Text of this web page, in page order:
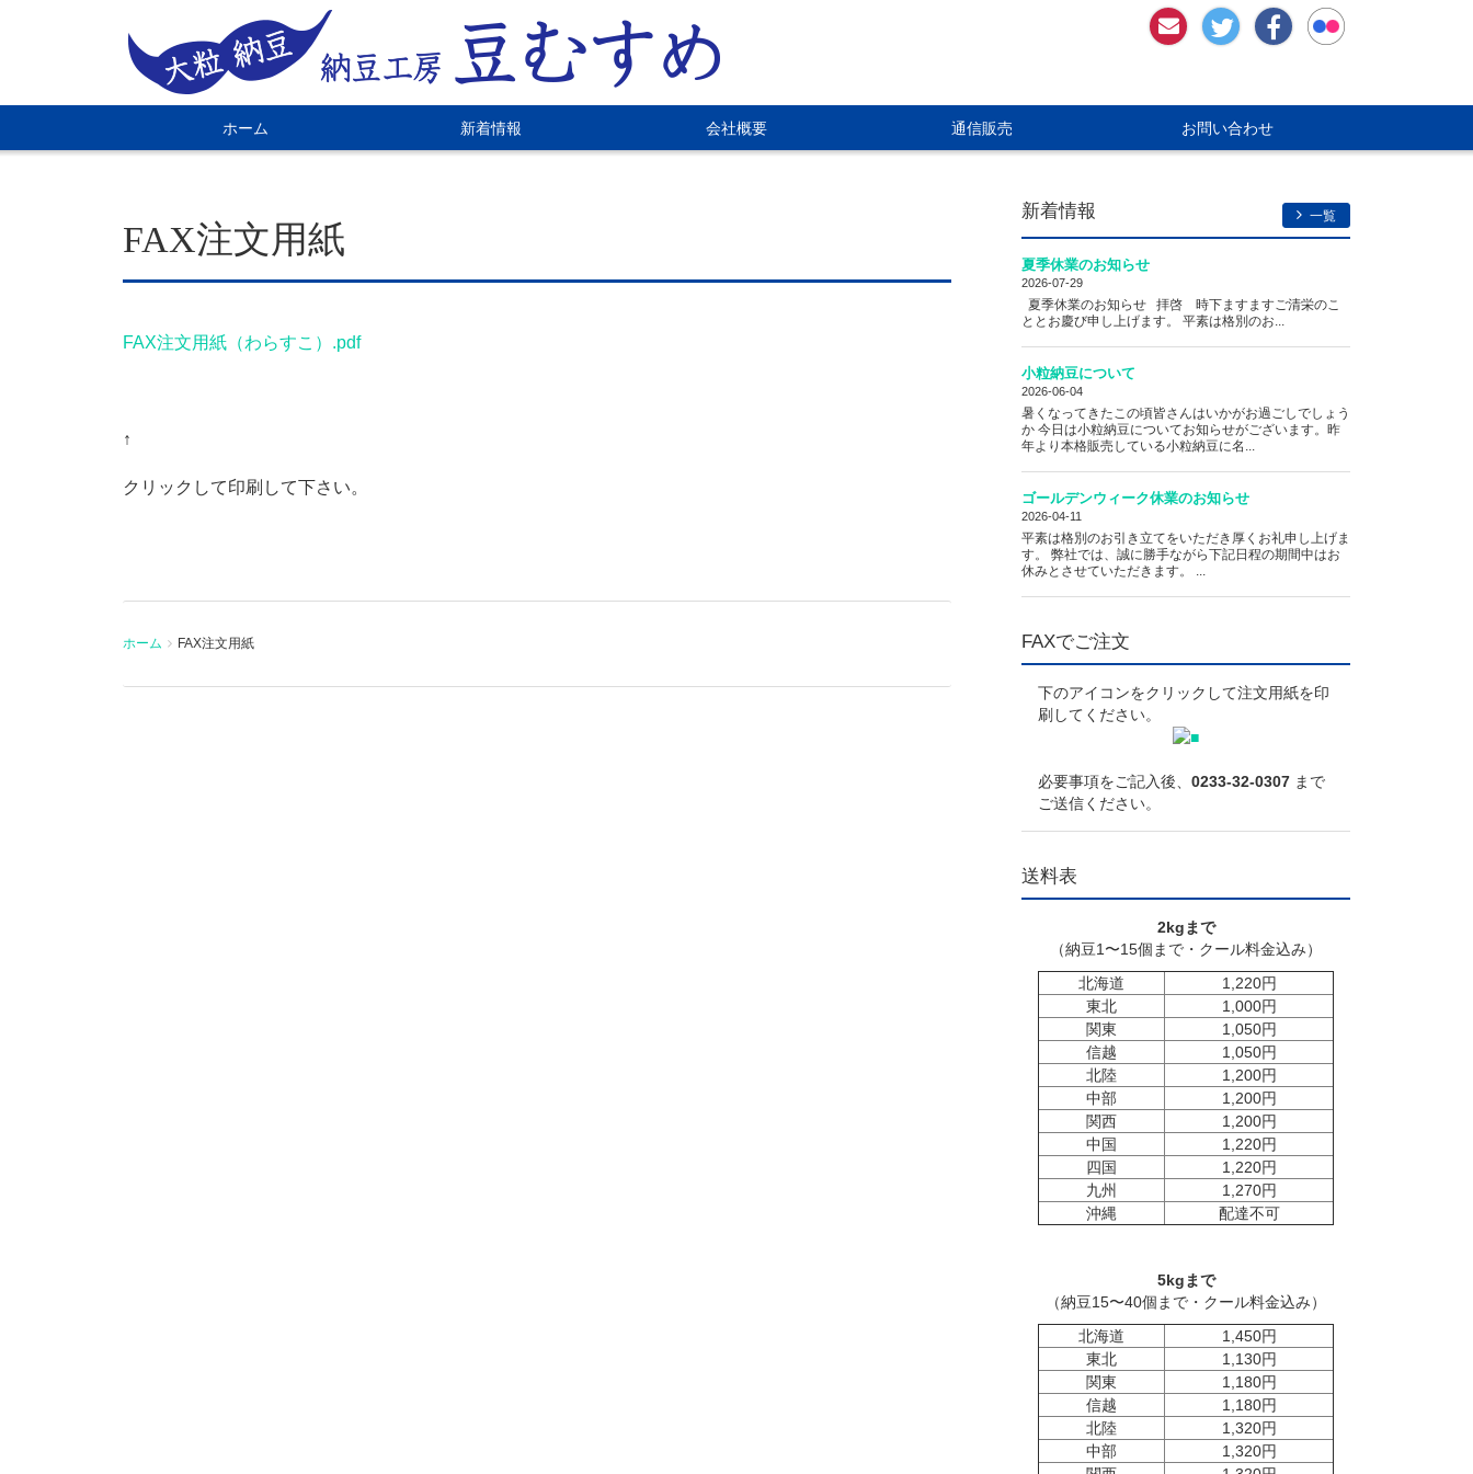
お問い合わせ
Twitter Facebookページ
ホーム 新着情報 会社概要 通信販売 お問い合わせ
FAX注文用紙
FAX注文用紙（わらすこ）.pdf
↑
クリックして印刷して下さい。
ホーム FAX注文用紙
新着情報 一覧
夏季休業のお知らせ
2026-07-29
夏季休業のお知らせ 拝啓 時下ますますご清栄のこ
ととお慶び申し上げます。 平素は格別のお...
小粒納豆について
2026-06-04
暑くなってきたこの頃皆さんはいかがお過ごしでしょう
か 今日は小粒納豆についてお知らせがございます。昨
年より本格販売している小粒納豆に名...
ゴールデンウィーク休業のお知らせ
2026-04-11
平素は格別のお引き立てをいただき厚くお礼申し上げま
す。 弊社では、誠に勝手ながら下記日程の期間中はお
休みとさせていただきます。 ...
FAXでご注文
下のアイコンをクリックして注文用紙を印
刷してください。
必要事項をご記入後、 0233-32-0307 まで
ご送信ください。
送料表
2kgまで
（納豆1〜15個まで・クール料金込み）
北海道
1,220円
東北
1,000円
関東
1,050円
信越
1,050円
北陸
1,200円
中部
1,200円
関西
1,200円
中国
1,220円
四国
1,220円
九州
1,270円
沖縄
配達不可
5kgまで
（納豆15〜40個まで・クール料金込み）
北海道
1,450円
東北
1,130円
関東
1,180円
信越
1,180円
北陸
1,320円
中部
1,320円